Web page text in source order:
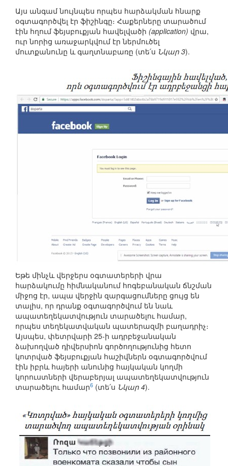
Այս անգամ նույնպես որպես հարձակման հնարք
օգտագործվել էր ֆիշինգը։ Հաքերները տարածում
էին հղում ֆեյսբուքյան հավելվածի (application) վրա,
ուր նորից առաջարկվում էր ներմուծել
մուտքանունը և գաղտնաբառը (տե՛ս Նկար 3).
Եթե մինչև վերջերս օգտատերերի վրա
հարձակումը հիմնականում հոգեբանական ճնշման
միջոց էր, ապա վերջին զարգացումները ցույց են
տալիս, որ դրանք օգտագործվում են նաև
ապատեղեկատվություն տարածելու համար,
որպես տեղեկատվական պատերազմի բաղադրիչ։
Այսպես, փետրվարի 25-ի ադրբեջանական
ձախողված դիվերսիոն գործողությունից հետո
կոտրված ֆեյսբուքյան հաշիվներն օգտագործվում
էին իբրև հայերի անունից հայկական կողմի
կորուստների վերաբերյալ ապատեղեկատվություն
տարածելու համար6 (տե՛ս Նկար 4).